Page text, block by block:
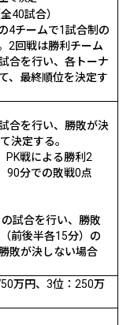
40試合）
4チームで1試合制の
2回戦は勝利チーム
合を行い、各トーナ
、最終順位を決定す
合を行い、勝敗が決
決定する。
PK戦による勝利 2
90分での敗戦0点
試合を行い、勝敗
前後半各15分）の
敗が決しない場合
万円、 3位： 250万